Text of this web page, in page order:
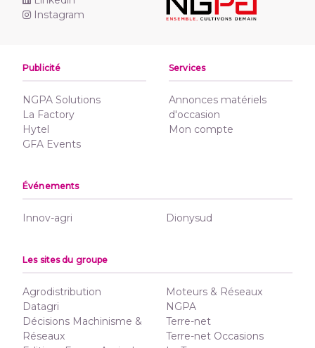
Instagram
Publicité
NGPA Solutions
La Factory
Hytel
GFA Events
Services
Annonces matériels
d'occasion
Mon compte
Événements
Innov-agri Dionysud
Les sites du groupe
Agrodistribution
Datagri
Décisions Machinisme &
Réseaux
Moteurs & Réseaux
NGPA
Terre-net
Terre-net Occasions